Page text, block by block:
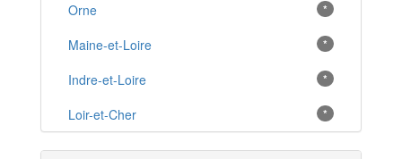
Le Grand-Lucé *
Aubigné-Racan *
La Flèche *
Vibraye *
Le Lude *
Orne *
Maine-et-Loire *
Indre-et-Loire *
Loir-et-Cher *